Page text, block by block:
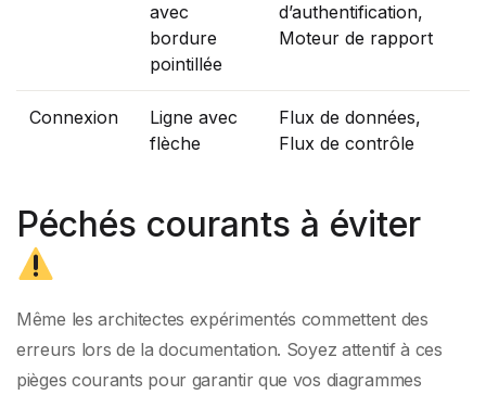
avec
bordure
pointillée
d’authentification,
Moteur de rapport
Connexion
Ligne avec
flèche
Flux de données,
Flux de contrôle
Péchés courants à éviter
Même les architectes expérimentés commettent des
erreurs lors de la documentation. Soyez attentif à ces
pièges courants pour garantir que vos diagrammes